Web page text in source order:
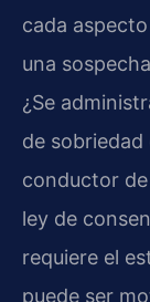
cada
una
¿Se
de sobriedad
conductor
ley de
requiere el
puede ser